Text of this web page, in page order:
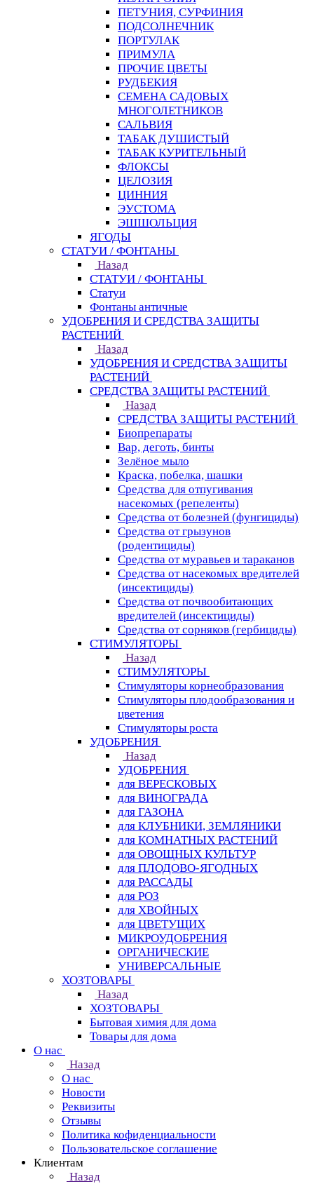
ПЕТУНИЯ, СУРФИНИЯ
ПОДСОЛНЕЧНИК
ПОРТУЛАК
ПРИМУЛА
ПРОЧИЕ ЦВЕТЫ
РУДБЕКИЯ
СЕМЕНА САДОВЫХ
МНОГОЛЕТНИКОВ
САЛЬВИЯ
ТАБАК ДУШИСТЫЙ
ТАБАК КУРИТЕЛЬНЫЙ
ФЛОКСЫ
ЦЕЛОЗИЯ
ЦИННИЯ
ЭУСТОМА
ЭШШОЛЬЦИЯ
ЯГОДЫ
СТАТУИ / ФОНТАНЫ
Назад
СТАТУИ / ФОНТАНЫ
Статуи
Фонтаны античные
УДОБРЕНИЯ И СРЕДСТВА ЗАЩИТЫ
РАСТЕНИЙ
Назад
УДОБРЕНИЯ И СРЕДСТВА ЗАЩИТЫ
РАСТЕНИЙ
СРЕДСТВА ЗАЩИТЫ РАСТЕНИЙ
Назад
СРЕДСТВА ЗАЩИТЫ РАСТЕНИЙ
Биопрепараты
Вар, деготь, бинты
Зелёное мыло
Краска, побелка, шашки
Средства для отпугивания
насекомых (репеленты)
Средства от болезней (фунгициды)
Средства от грызунов
(родентициды)
Средства от муравьев и тараканов
Средства от насекомых вредителей
(инсектициды)
Средства от почвообитающих
вредителей (инсектициды)
Средства от сорняков (гербициды)
СТИМУЛЯТОРЫ
Назад
СТИМУЛЯТОРЫ
Стимуляторы корнеобразования
Стимуляторы плодообразования и
цветения
Стимуляторы роста
УДОБРЕНИЯ
Назад
УДОБРЕНИЯ
для ВЕРЕСКОВЫХ
для ВИНОГРАДА
для ГАЗОНА
для КЛУБНИКИ, ЗЕМЛЯНИКИ
для КОМНАТНЫХ РАСТЕНИЙ
для ОВОЩНЫХ КУЛЬТУР
для ПЛОДОВО-ЯГОДНЫХ
для РАССАДЫ
для РОЗ
для ХВОЙНЫХ
для ЦВЕТУЩИХ
МИКРОУДОБРЕНИЯ
ОРГАНИЧЕСКИЕ
УНИВЕРСАЛЬНЫЕ
ХОЗТОВАРЫ
Назад
ХОЗТОВАРЫ
Бытовая химия для дома
Товары для дома
О нас
Назад
О нас
Новости
Реквизиты
Отзывы
Политика кофиденциальности
Пользовательское соглашение
Клиентам
Назад